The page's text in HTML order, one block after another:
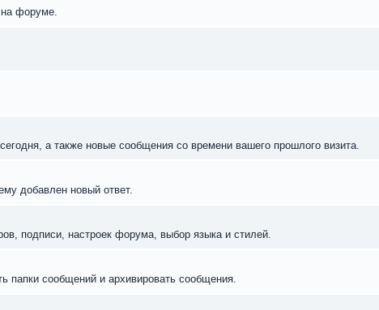
форуме.
а также новые сообщения со времени вашего прошлого визита.
добавлен новый ответ.
подписи, настроек форума, выбор языка и стилей.
папки сообщений и архивировать сообщения.